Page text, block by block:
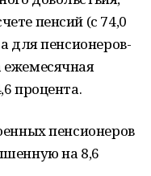
пенсий (с 74,0
для пенсионеров-
ежемесячная
процента.
пенсионеров
на 8,6